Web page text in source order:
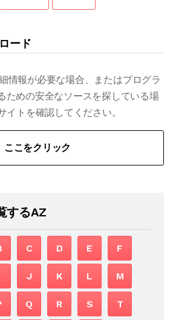
ード
情報が必要な場合、またはプログラ
ための安全なソースを探している場
イトを確認してください。
ここをクリック
するAZ
C D E F
J K L M
Q R S T